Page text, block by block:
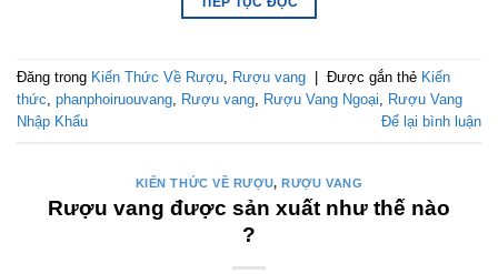
Đăng trong Kiến Thức Về Rượu, Rượu vang Được gắn thẻ Kiến
thức, phanphoiruouvang, Rượu vang, Rượu Vang Ngoại, Rượu Vang
Nhập Khẩu
Để lại bình luận
KIẾN THỨC VỀ RƯỢU,RƯỢU VANG
Rượu vang được sản xuất như thế nào
?